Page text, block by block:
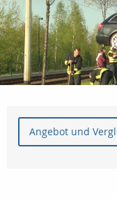
Angebot und